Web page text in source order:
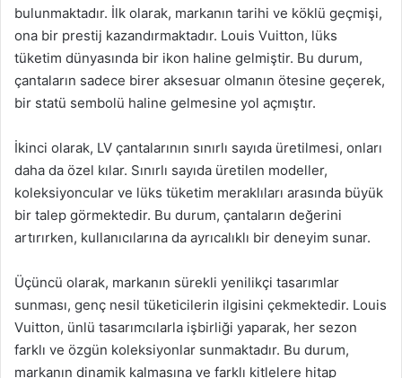
bulunmaktadır. İlk olarak, markanın tarihi ve köklü geçmişi,
ona bir prestij kazandırmaktadır. Louis Vuitton, lüks
tüketim dünyasında bir ikon haline gelmiştir. Bu durum,
çantaların sadece birer aksesuar olmanın ötesine geçerek,
bir statü sembolü haline gelmesine yol açmıştır.
İkinci olarak, LV çantalarının sınırlı sayıda üretilmesi, onları
daha da özel kılar. Sınırlı sayıda üretilen modeller,
koleksiyoncular ve lüks tüketim meraklıları arasında büyük
bir talep görmektedir. Bu durum, çantaların değerini
artırırken, kullanıcılarına da ayrıcalıklı bir deneyim sunar.
Üçüncü olarak, markanın sürekli yenilikçi tasarımlar
sunması, genç nesil tüketicilerin ilgisini çekmektedir. Louis
Vuitton, ünlü tasarımcılarla işbirliği yaparak, her sezon
farklı ve özgün koleksiyonlar sunmaktadır. Bu durum,
markanın dinamik kalmasına ve farklı kitlelere hitap